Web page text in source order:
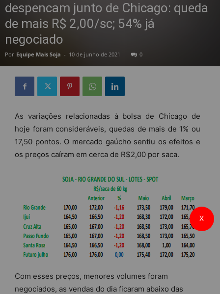
despencam junto de Chicago: queda
de mais R$ 2,00/sc; 54% já
negociado
Por Equipe Mais Soja - 10 de junho de 2021 0
As variações relacionadas à bolsa de Chicago de
hoje foram consideráveis, quedas de mais de 1% ou
17,50 pontos. O mercado gaúcho sentiu os efeitos e
os preços caíram em cerca de R$2,00 por saca.
Com esses preços, menores volumes foram
negociados, as vendas do dia ficaram abaixo das
X